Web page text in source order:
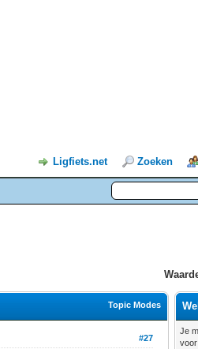
Ligfiets.net Zoeken
Topic Modes
#27
Je